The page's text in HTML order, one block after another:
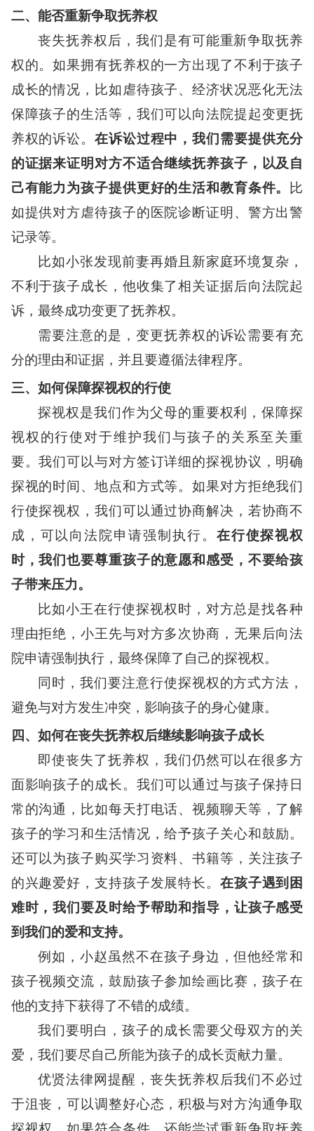
二、能否重新争取抚养权
丧失抚养权后，我们是有可能重新争取抚养
权的。如果拥有抚养权的一方出现了不利于孩子
成长的情况，比如虐待孩子、经济状况恶化无法
保障孩子的生活等，我们可以向法院提起变更抚
养权的诉讼。 在诉讼过程中，我们需要提供充分
的证据来证明对方不适合继续抚养孩子，以及自
己有能力为孩子提供更好的生活和教育条件。
比
如提供对方虐待孩子的医院诊断证明、警方出警
记录等。
比如小张发现前妻再婚且新家庭环境复杂，
不利于孩子成长，他收集了相关证据后向法院起
诉，最终成功变更了抚养权。
需要注意的是，变更抚养权的诉讼需要有充
分的理由和证据，并且要遵循法律程序。
三、如何保障探视权的行使
探视权是我们作为父母的重要权利，保障探
视权的行使对于维护我们与孩子的关系至关重
要。我们可以与对方签订详细的探视协议，明确
探视的时间、地点和方式等。如果对方拒绝我们
行使探视权，我们可以通过协商解决，若协商不
成，可以向法院申请强制执行。 在行使探视权
时，我们也要尊重孩子的意愿和感受，不要给孩
子带来压力。
比如小王在行使探视权时，对方总是找各种
理由拒绝，小王先与对方多次协商，无果后向法
院申请强制执行，最终保障了自己的探视权。
同时，我们要注意行使探视权的方式方法，
避免与对方发生冲突，影响孩子的身心健康。
四、如何在丧失抚养权后继续影响孩子成长
即使丧失了抚养权，我们仍然可以在很多方
面影响孩子的成长。我们可以通过与孩子保持日
常的沟通，比如每天打电话、视频聊天等，了解
孩子的学习和生活情况，给予孩子关心和鼓励。
还可以为孩子购买学习资料、书籍等，关注孩子
的兴趣爱好，支持孩子发展特长。 在孩子遇到困
难时，我们要及时给予帮助和指导，让孩子感受
到我们的爱和支持。
例如，小赵虽然不在孩子身边，但他经常和
孩子视频交流，鼓励孩子参加绘画比赛，孩子在
他的支持下获得了不错的成绩。
我们要明白，孩子的成长需要父母双方的关
爱，我们要尽自己所能为孩子的成长贡献力量。
优贤法律网提醒，丧失抚养权后我们不必过
于沮丧，可以调整好心态，积极与对方沟通争取